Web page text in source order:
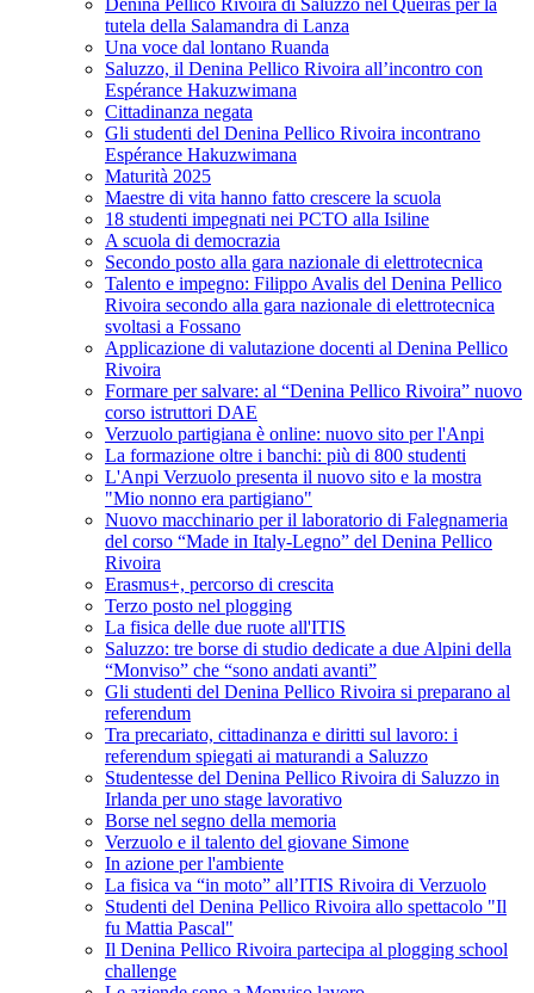
Denina Pellico Rivoira di Saluzzo nel Queiras per la
tutela della Salamandra di Lanza
Una voce dal lontano Ruanda
Saluzzo, il Denina Pellico Rivoira all’incontro con
Espérance Hakuzwimana
Cittadinanza negata
Gli studenti del Denina Pellico Rivoira incontrano
Espérance Hakuzwimana
Maturità 2025
Maestre di vita hanno fatto crescere la scuola
18 studenti impegnati nei PCTO alla Isiline
A scuola di democrazia
Secondo posto alla gara nazionale di elettrotecnica
Talento e impegno: Filippo Avalis del Denina Pellico
Rivoira secondo alla gara nazionale di elettrotecnica
svoltasi a Fossano
Applicazione di valutazione docenti al Denina Pellico
Rivoira
Formare per salvare: al “Denina Pellico Rivoira” nuovo
corso istruttori DAE
Verzuolo partigiana è online: nuovo sito per l'Anpi
La formazione oltre i banchi: più di 800 studenti
L'Anpi Verzuolo presenta il nuovo sito e la mostra
"Mio nonno era partigiano"
Nuovo macchinario per il laboratorio di Falegnameria
del corso “Made in Italy-Legno” del Denina Pellico
Rivoira
Erasmus+, percorso di crescita
Terzo posto nel plogging
La fisica delle due ruote all'ITIS
Saluzzo: tre borse di studio dedicate a due Alpini della
“Monviso” che “sono andati avanti”
Gli studenti del Denina Pellico Rivoira si preparano al
referendum
Tra precariato, cittadinanza e diritti sul lavoro: i
referendum spiegati ai maturandi a Saluzzo
Studentesse del Denina Pellico Rivoira di Saluzzo in
Irlanda per uno stage lavorativo
Borse nel segno della memoria
Verzuolo e il talento del giovane Simone
In azione per l'ambiente
La fisica va “in moto” all’ITIS Rivoira di Verzuolo
Studenti del Denina Pellico Rivoira allo spettacolo "Il
fu Mattia Pascal"
Il Denina Pellico Rivoira partecipa al plogging school
challenge